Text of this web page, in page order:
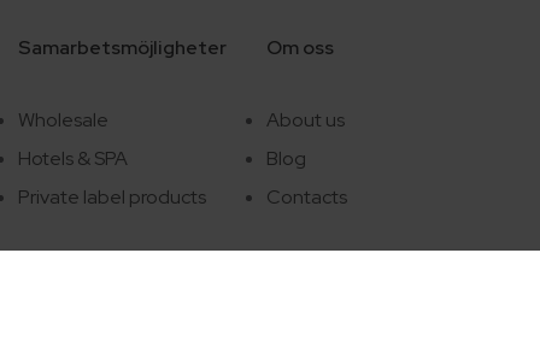
Samarbetsmöjligheter
Wholesale
Hotels & SPA
Private label products
Om oss
About us
Blog
Contacts